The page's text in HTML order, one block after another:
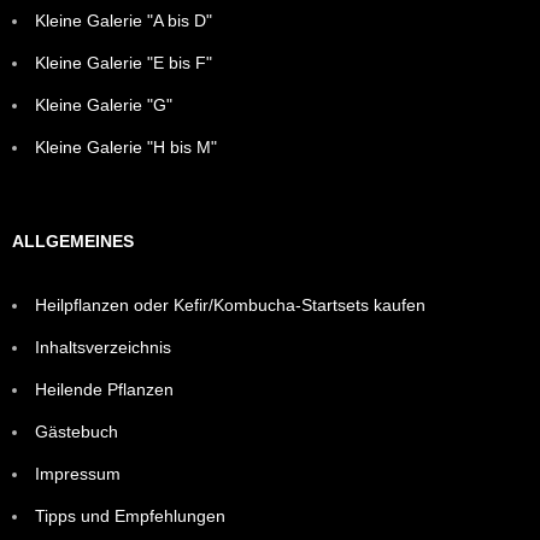
Kleine Galerie "A bis D"
Kleine Galerie "E bis F"
Kleine Galerie "G"
Kleine Galerie "H bis M"
ALLGEMEINES
Heilpflanzen oder Kefir/Kombucha-Startsets kaufen
Inhaltsverzeichnis
Heilende Pflanzen
Gästebuch
Impressum
Tipps und Empfehlungen